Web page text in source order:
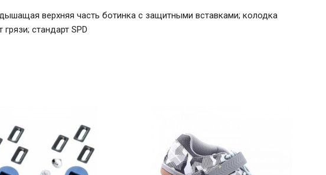
верхняя часть ботинка с защитными вставками; колодка
стандарт SPD